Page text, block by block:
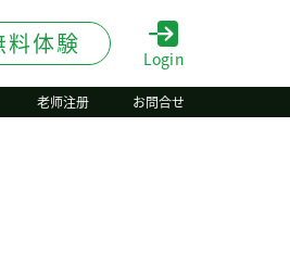
料体験
Login
老师注册 お問合せ